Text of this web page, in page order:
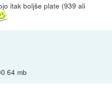
itak boljše plate (939 ali
64 mb